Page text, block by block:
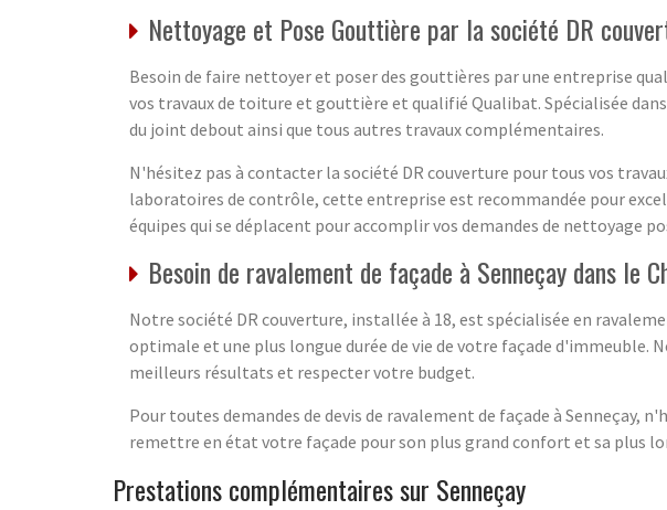
Nettoyage et Pose Gouttière par la société DR
Besoin de faire nettoyer et poser des gouttières par une entreprise
vos travaux de toiture et gouttière et qualifié Qualibat. Spécialisée
du joint debout ainsi que tous autres travaux complémentaires.
N'hésitez pas à contacter la société DR couverture pour tous vos
laboratoires de contrôle, cette entreprise est recommandée pour
équipes qui se déplacent pour accomplir vos demandes de nettoyage
Besoin de ravalement de façade à Senneçay dans le
Notre société DR couverture, installée à 18, est spécialisée en
optimale et une plus longue durée de vie de votre façade
meilleurs résultats et respecter votre budget.
Pour toutes demandes de devis de ravalement de façade à Senneçay,
remettre en état votre façade pour son plus grand confort et sa plus
Prestations complémentaires sur Senneçay